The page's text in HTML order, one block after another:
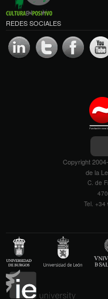
REDES SOCIALES
Copyright
de la
C. de
Tel. +34